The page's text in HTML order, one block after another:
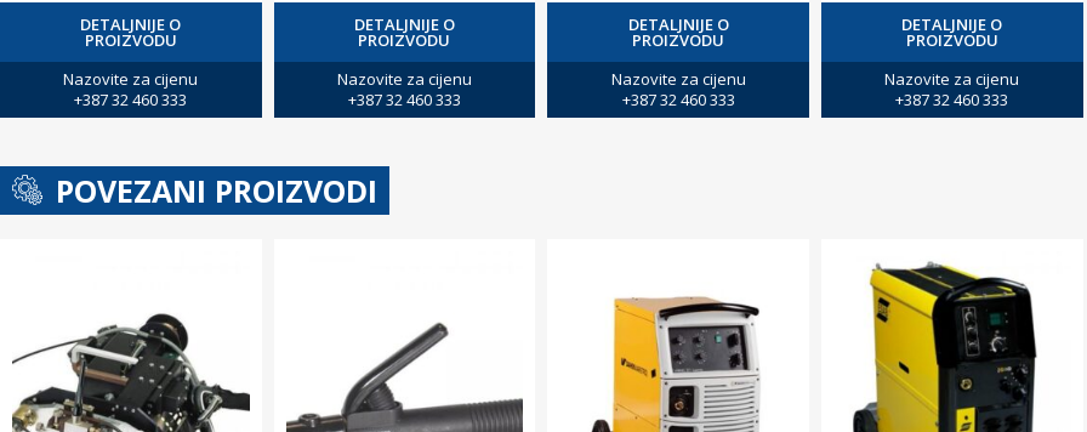
DETALJNIJE O
PROIZVODU
Nazovite za cijenu
+387 32 460 333
DETALJNIJE O
PROIZVODU
Nazovite za cijenu
+387 32 460 333
DETALJNIJE O
PROIZVODU
Nazovite za cijenu
+387 32 460 333
DETALJNIJE O
PROIZVODU
Nazovite za cijenu
+387 32 460 333
POVEZANI PROIZVODI